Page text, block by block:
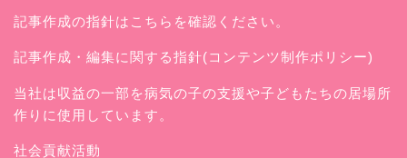
記事作成の指針はこちらを確認ください。
記事作成・編集に関する指針(コンテンツ制作ポリシー)
当社は収益の一部を病気の子の支援や子どもたちの居場所
作りに使用しています。
社会貢献活動